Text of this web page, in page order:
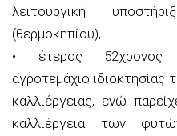
λειτουργική
(θερμοκηπίου),
• έτερος 52χρονος
αγροτεμάχιο ιδιοκτησίας
καλλιέργειας, ενώ
καλλιέργεια των